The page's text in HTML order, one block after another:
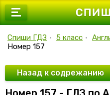
7 класс
9 класс
10 класс
11 класс
Спиши ГДЗ • 5 класс •
Номер 157
Назад к содрежанию